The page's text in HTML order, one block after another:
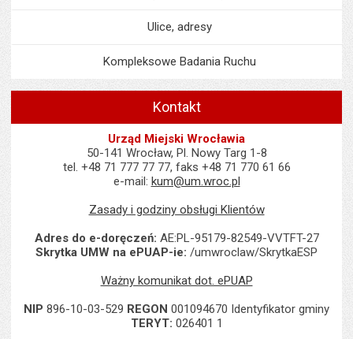
Ulice, adresy
Kompleksowe Badania Ruchu
Kontakt
Urząd Miejski Wrocławia
50-141 Wrocław, Pl. Nowy Targ 1-8
tel. +48 71 777 77 77, faks +48 71 770 61 66
e-mail: kum@um.wroc.pl
Zasady i godziny obsługi Klientów
Adres do e-doręczeń: AE:PL-95179-82549-VVTFT-27
Skrytka UMW na ePUAP-ie: /umwroclaw/SkrytkaESP
Ważny komunikat dot. ePUAP
NIP 896-10-03-529 REGON 001094670 Identyfikator gminy
TERYT: 026401 1